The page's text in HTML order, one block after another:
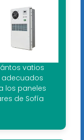
vatios
adecuados
los paneles
de Sofía